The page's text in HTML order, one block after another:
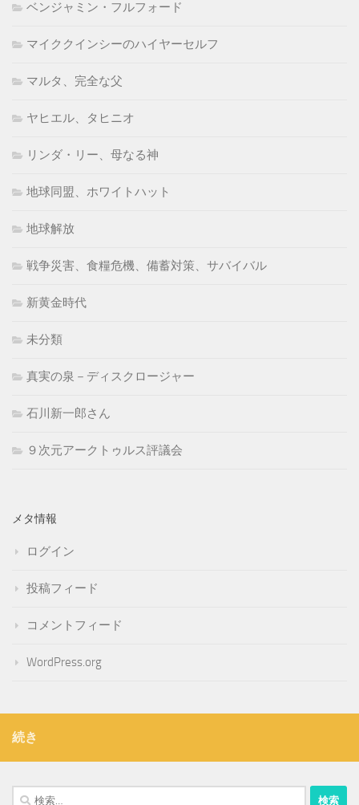
ベンジャミン・フルフォード
マイククインシーのハイヤーセルフ
マルタ、完全な父
ヤヒエル、タヒニオ
リンダ・リー、母なる神
地球同盟、ホワイトハット
地球解放
戦争災害、食糧危機、備蓄対策、サバイバル
新黄金時代
未分類
真実の泉－ディスクロージャー
石川新一郎さん
９次元アークトゥルス評議会
メタ情報
ログイン
投稿フィード
コメントフィード
WordPress.org
続き
検